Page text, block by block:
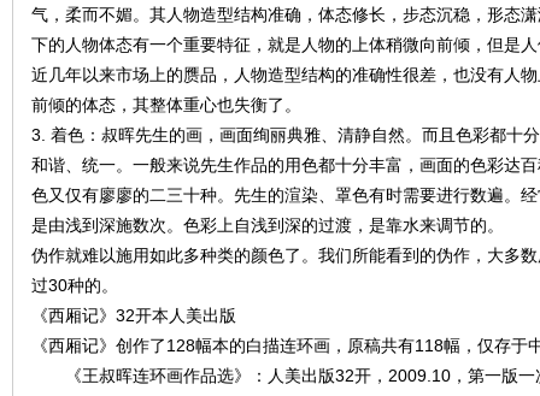
气，柔而不媚。其人物造型结构准确，体态修长，步态沉稳，形态
下的人物体态有一个重要特征，就是人物的上体稍微向前倾，但是
近几年以来市场上的赝品，人物造型结构的准确性很差，也没有人
前倾的体态，其整体重心也失衡了。
3. 着色：叔晖先生的画，画面绚丽典雅、清静自然。而且色彩都十
和谐、统一。一般来说先生作品的用色都十分丰富，画面的色彩达
色又仅有廖廖的二三十种。先生的渲染、罩色有时需要进行数遍。
是由浅到深施数次。色彩上自浅到深的过渡，是靠水来调节的。
伪作就难以施用如此多种类的颜色了。我们所能看到的伪作，大多
过30种的。
《西厢记》32开本人美出版
《西厢记》创作了128幅本的白描连环画，原稿共有118幅，仅存
《王叔晖连环画作品选》：人美出版32开，2009.10，第一版一